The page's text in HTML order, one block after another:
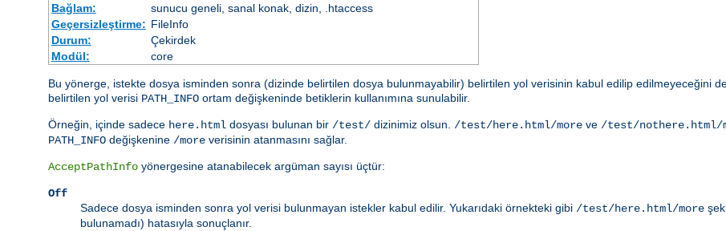
Bağlam:
sunucu geneli, sanal konak, dizin, .htaccess
Geçersizleştirme: FileInfo
Durum:
Çekirdek
Modül:
core
Bu yönerge, istekte dosya isminden sonra (dizinde belirtilen dosya bulunmayabilir) belirtilen yol verisinin kabul edilip edilmeyeceğini
belirtilen yol verisi PATH_INFO ortam değişkeninde betiklerin kullanımına sunulabilir.
Örneğin, içinde sadece here.html dosyası bulunan bir /test/ dizinimiz olsun. /test/here.html/more ve /test/nothere.html/
PATH_INFO değişkenine /more verisinin atanmasını sağlar.
AcceptPathInfo yönergesine atanabilecek argüman sayısı üçtür:
Off
Sadece dosya isminden sonra yol verisi bulunmayan istekler kabul edilir. Yukarıdaki örnekteki gibi /test/here.html/more
bulunamadı) hatasıyla sonuçlanır.